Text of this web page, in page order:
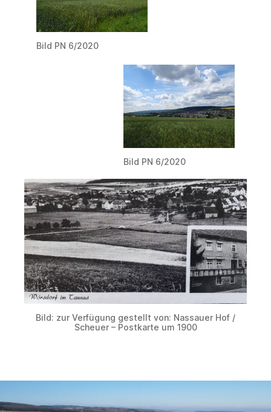
Bild PN 6/2020
Bild PN 6/2020
Bild: zur Verfügung gestellt von: Nassauer Hof /
Scheuer – Postkarte um 1900